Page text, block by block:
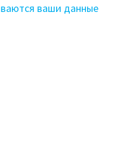
ваши данные